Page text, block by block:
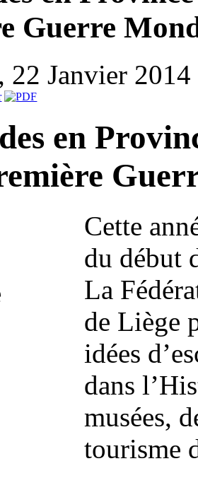
Guerre
22 Janvier
en
Cette
du début
La
de Liège
idées
dans
musées,
tourisme